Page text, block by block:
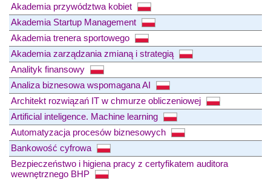
Akademia przywództwa kobiet
Akademia Startup Management
Akademia trenera sportowego
Akademia zarządzania zmianą i strategią
Analityk finansowy
Analiza biznesowa wspomagana AI
Architekt rozwiązań IT w chmurze obliczeniowej
Artificial inteligence. Machine learning
Automatyzacja procesów biznesowych
Bankowość cyfrowa
Bezpieczeństwo i higiena pracy z certyfikatem auditora
wewnętrznego BHP